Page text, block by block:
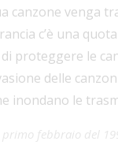
canzone venga
c’è una
proteggere le
delle
inondano le
primo febbraio del